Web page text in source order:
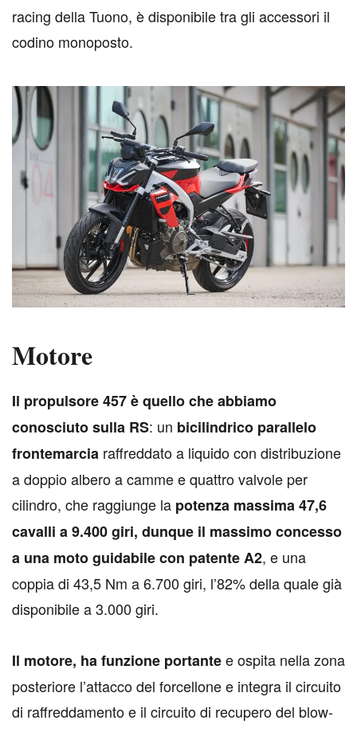
racing della Tuono, è disponibile tra gli accessori il
codino monoposto.
Motore
Il propulsore 457 è quello che abbiamo
conosciuto sulla RS: un bicilindrico parallelo
frontemarcia raffreddato a liquido con distribuzione
a doppio albero a camme e quattro valvole per
cilindro, che raggiunge la potenza massima 47,6
cavalli a 9.400 giri, dunque il massimo concesso
a una moto guidabile con patente A2, e una
coppia di 43,5 Nm a 6.700 giri, l’82% della quale già
disponibile a 3.000 giri.
Il motore, ha funzione portantee ospita nella zona
posteriore l’attacco del forcellone e integra il circuito
di raffreddamento e il circuito di recupero del blow-